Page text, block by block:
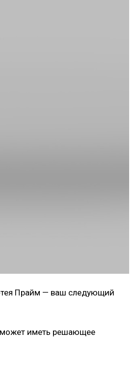
Прайм — ваш следующий
может иметь решающее